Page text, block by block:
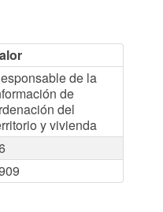
de la
de
del
y vivienda